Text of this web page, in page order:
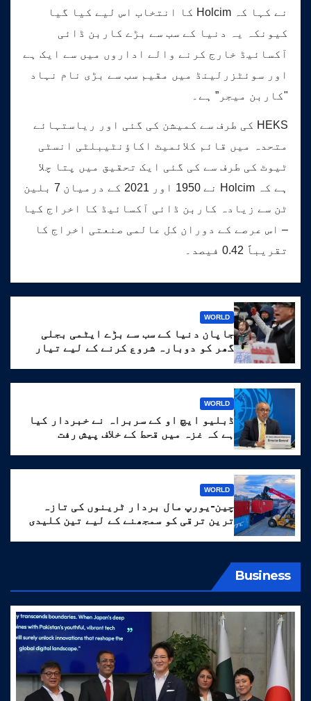
نے کہا کہ Holcim کا انتخاب اس لیے کیا گیا
کیونکہ یہ دنیا کے سب سے بڑے کاربن ڈائی
آکسائیڈ خارج کرنے والے اداروں میں سے ایک ہے
اور سوئٹزرلینڈ میں مقیم سب سے بڑی نام نہاد
"کاربن میجر” ہے۔
HEKS کی طرف سے کمیشن کی گئی اور ریاستہائے
متحدہ میں قائم کلائمیٹ اکاؤنٹیبلٹی انسٹی
ٹیوٹ کی طرف سے کی گئی ایک تحقیق میں پتا چلا
ہے کہ Holcim نے 1950 اور 2021 کے درمیان 7 بلین
ٹن سے زیادہ کاربن ڈائی آکسائیڈ کا اخراج کیا
– اس عرصے کے دوران کل عالمی صنعتی اخراج کا
تقریباً 0.42 فیصد۔
WORLD
جاپان دنیا کے سب سے بڑے ایٹمی بجلی
گھر کو دوبارہ شروع کرنے کے لیے تیار
WORLD
ڈبلیو ایچ او کے سربراہ نے خبردار کیا
ہے کہ غزہ میں قحط کے خلاف پیش رفت
WORLD
چین-یورپ مال بردار ٹرینوں کی تازہ
ترین ترقی کو سمجھنے کے لیے تین کلیدی
Business